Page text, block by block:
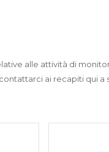
alle attività di
ai recapiti qui a